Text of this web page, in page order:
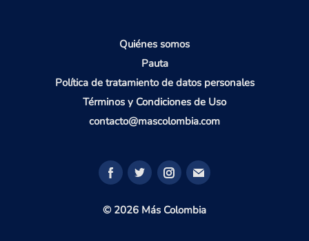
Quiénes somos
Pauta
Política de tratamiento de datos personales
Términos y Condiciones de Uso
contacto@mascolombia.com
© 2026 Más Colombia